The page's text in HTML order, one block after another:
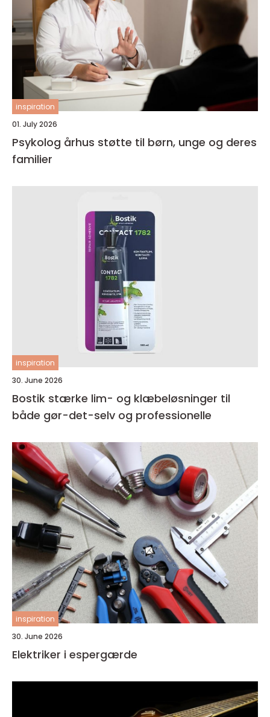
inspiration
01. July 2026
Psykolog århus støtte til børn, unge og deres
familier
inspiration
30. June 2026
Bostik stærke lim- og klæbeløsninger til
både gør-det-selv og professionelle
inspiration
30. June 2026
Elektriker i espergærde